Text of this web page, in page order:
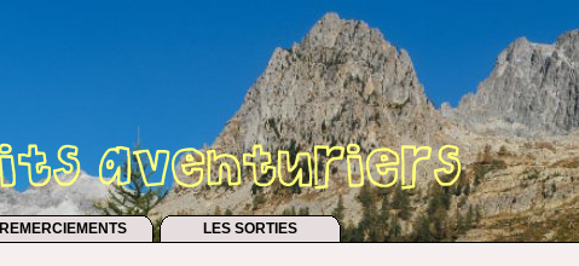
REMERCIEMENTS LES SORTIES